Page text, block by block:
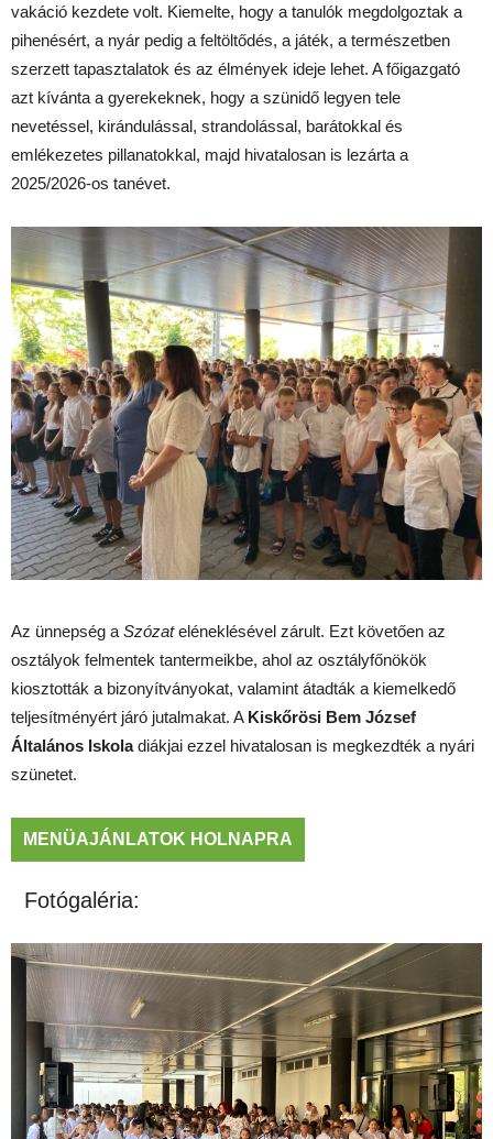
vakáció kezdete volt. Kiemelte, hogy a tanulók megdolgoztak a
pihenésért, a nyár pedig a feltöltődés, a játék, a természetben
szerzett tapasztalatok és az élmények ideje lehet. A főigazgató
azt kívánta a gyerekeknek, hogy a szünidő legyen tele
nevetéssel, kirándulással, strandolással, barátokkal és
emlékezetes pillanatokkal, majd hivatalosan is lezárta a
2025/2026-os tanévet.
Az ünnepség a Szózateléneklésével zárult. Ezt követően az
osztályok felmentek tantermeikbe, ahol az osztályfőnökök
kiosztották a bizonyítványokat, valamint átadták a kiemelkedő
teljesítményért járó jutalmakat. A Kiskőrösi Bem József
Általános Iskoladiákjai ezzel hivatalosan is megkezdték a nyári
szünetet.
MENÜAJÁNLATOK HOLNAPRA
Fotógaléria: